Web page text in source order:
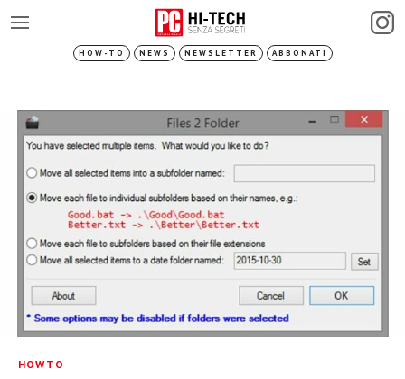
HOW-TO NEWS NEWSLETTER ABBONATI
HOWTO